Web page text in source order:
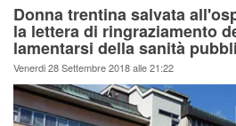
Donna trentina salvata
la lettera di ringraziamento
lamentarsi della sanità
Venerdi 28 Settembre 2018 alle 21:22